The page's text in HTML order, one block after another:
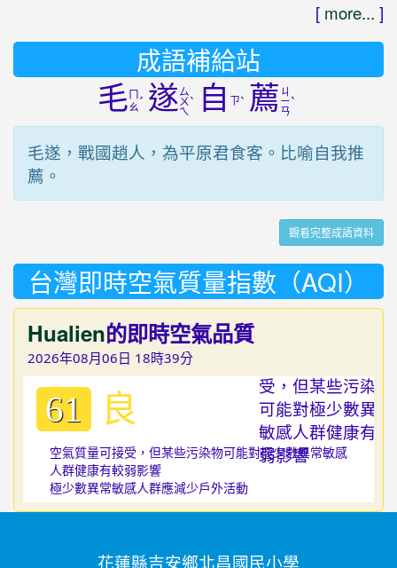
[ more... ]
成語補給站
毛 ㄠˊ 遂ㄙ
ㄨ
ㄟ
ˋ 自 ㄗˋ 薦 ㄐ
ㄧ
ㄢ
ˋ
毛遂，戰國趙人，為平原君食客。比喻自我推
薦。
觀看完整成語資料
台灣即時空氣質量指數（AQI）
Hualien的即時空氣品質
2026年08月06日 18時39分
61 良
空氣質量可接受，但某些污染物可能對極少數異常敏感
人群健康有較弱影響
極少數異常敏感人群應減少戶外活動
花蓮縣吉安鄉北昌國民小學